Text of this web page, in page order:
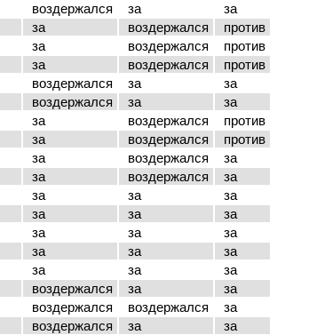
воздержался за
за
за воздержался
против
за воздержался
против
за воздержался
против
воздержался за
за
воздержался за
за
за воздержался
против
за воздержался
против
за воздержался
за
за воздержался
за
за за
за
за за
за
за за
за
за за
за
за за
за
воздержался за
за
воздержался воздержался
за
воздержался за
за